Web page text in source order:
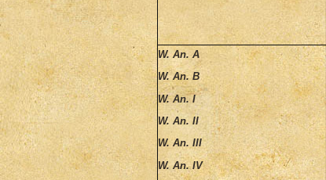
W. An. A
W. An. В
W. An. I
W. An. II
W. An. III
W. An. IV